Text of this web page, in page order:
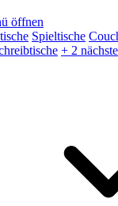
öffnen
Spieltische
+ 2 nächste